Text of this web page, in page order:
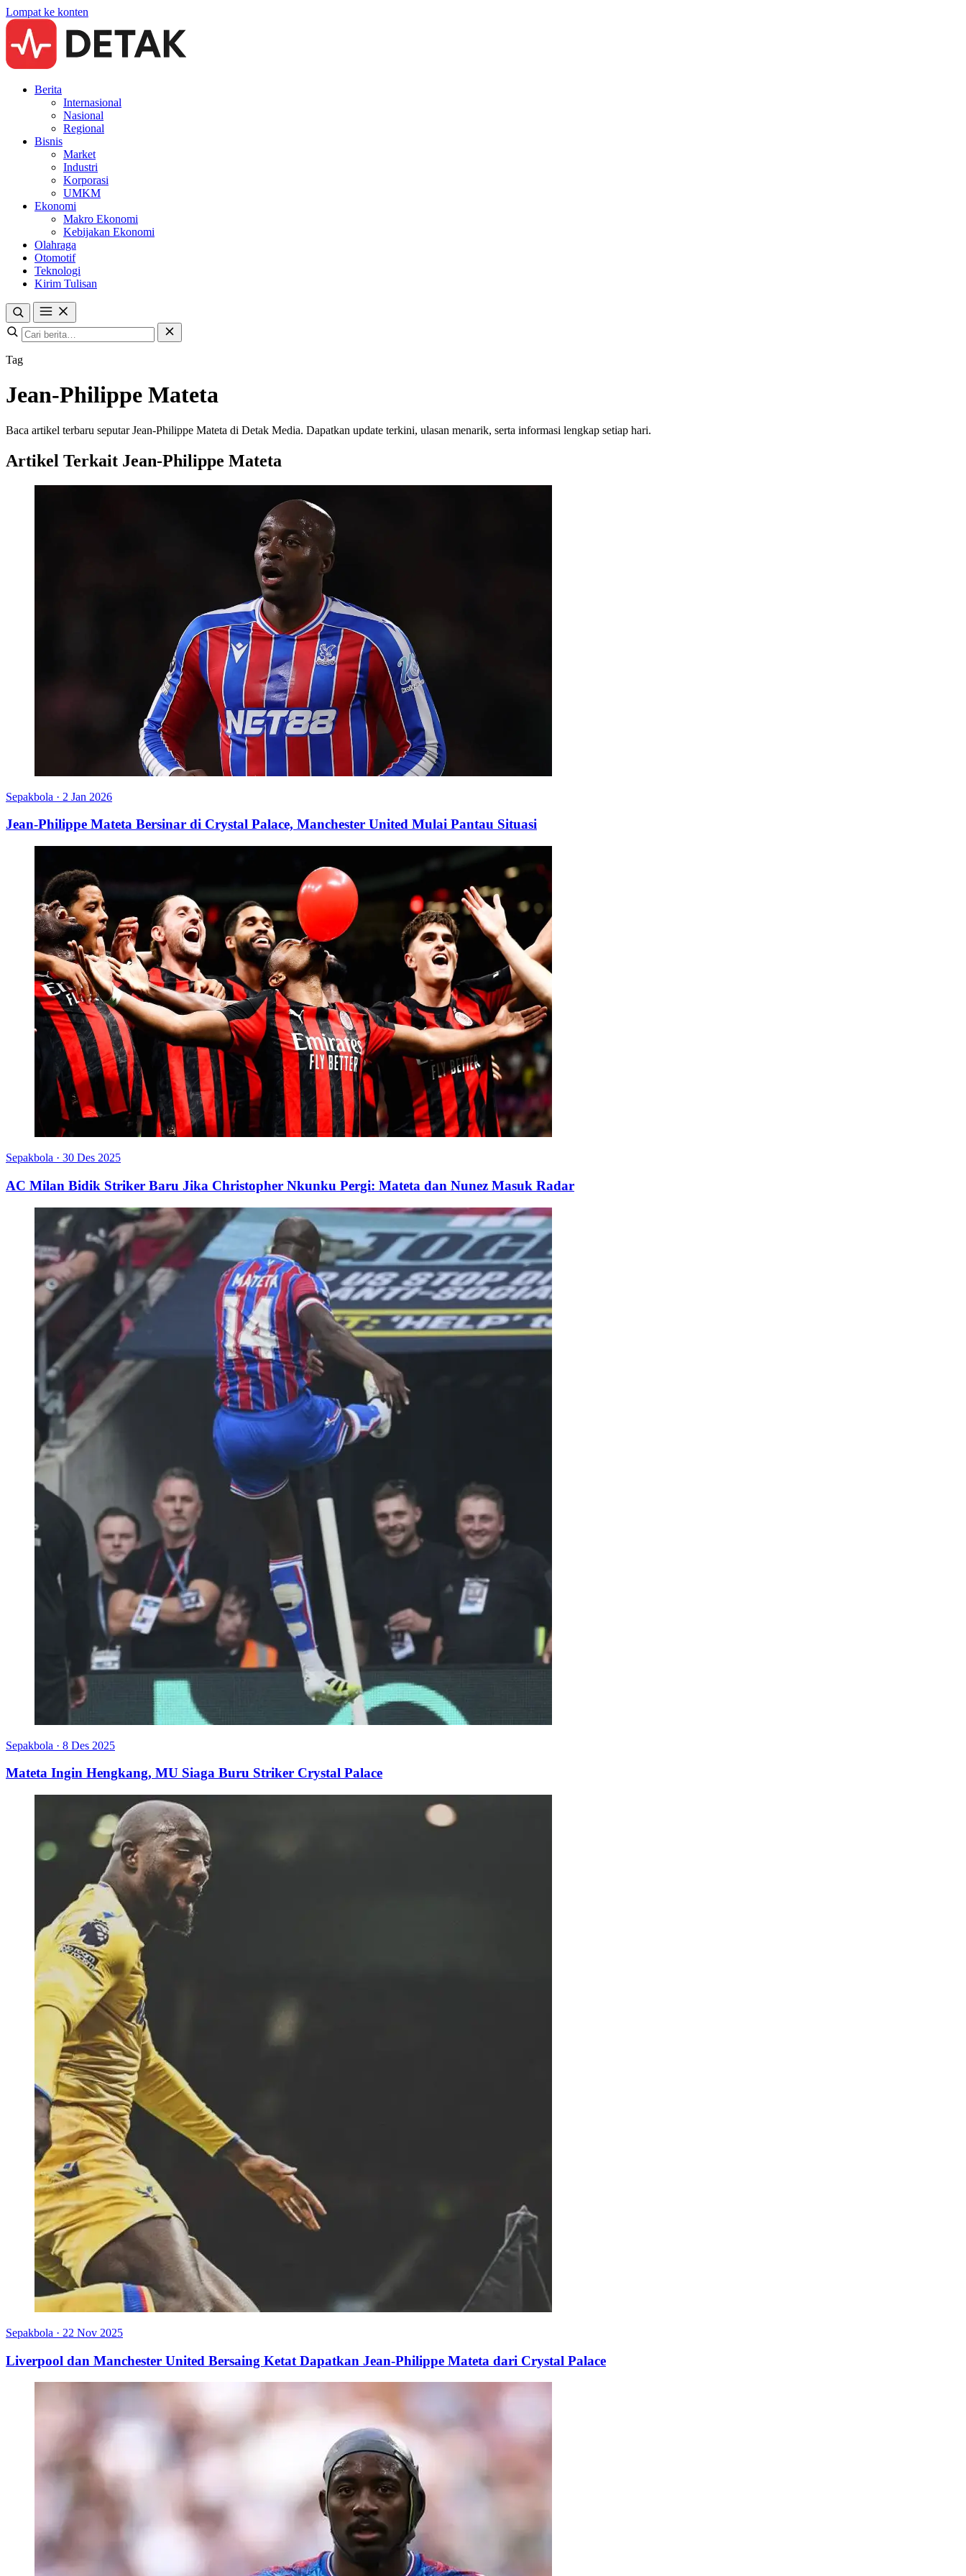
Lompat ke konten
Berita
Internasional
Nasional
Regional
Bisnis
Market
Industri
Korporasi
UMKM
Ekonomi
Makro Ekonomi
Kebijakan Ekonomi
Olahraga
Otomotif
Teknologi
Kirim Tulisan
Tag
Jean-Philippe Mateta
Baca artikel terbaru seputar Jean-Philippe Mateta di Detak Media. Dapatkan update terkini, ulasan menarik, serta informasi lengkap setiap hari.
Artikel Terkait Jean-Philippe Mateta
Sepakbola · 2 Jan 2026
Jean-Philippe Mateta Bersinar di Crystal Palace, Manchester United Mulai Pantau Situasi
Sepakbola · 30 Des 2025
AC Milan Bidik Striker Baru Jika Christopher Nkunku Pergi: Mateta dan Nunez Masuk Radar
Sepakbola · 8 Des 2025
Mateta Ingin Hengkang, MU Siaga Buru Striker Crystal Palace
Sepakbola · 22 Nov 2025
Liverpool dan Manchester United Bersaing Ketat Dapatkan Jean-Philippe Mateta dari Crystal Palace